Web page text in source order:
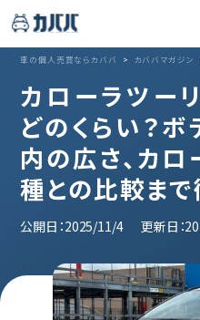
車の個人売買ならカババ > カババマガジン
カローラツー
どのくらい？
内の広さ、カ
種との比較まで
公開日：2025/11/4 更新日：